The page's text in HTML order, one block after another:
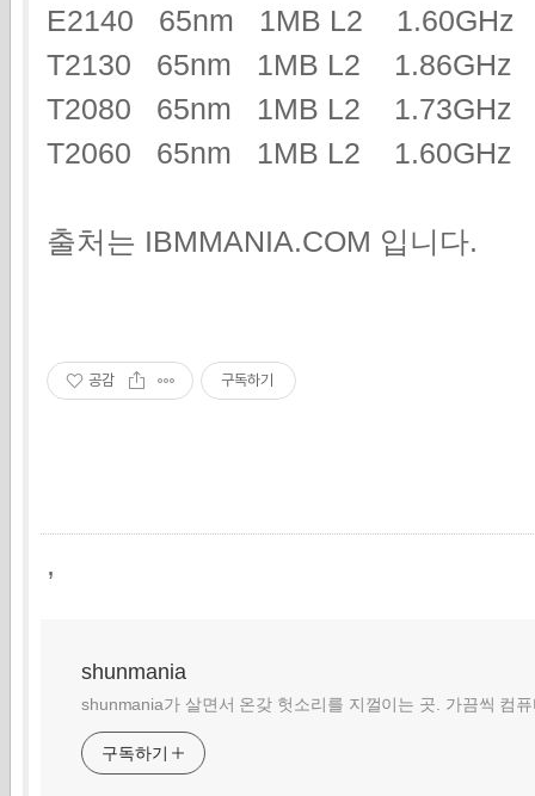
E2140 65nm 1MB L2
T2130 65nm 1MB L2
T2080 65nm 1MB L2
T2060 65nm 1MB L2 1.60GHz
출처는 IBMMANIA.COM 입니다.
공감 구독하기
,
shunmania
shunmania가 살면서 온갖 헛소리를 지껄이는 곳. 가끔씩 컴
구독하기